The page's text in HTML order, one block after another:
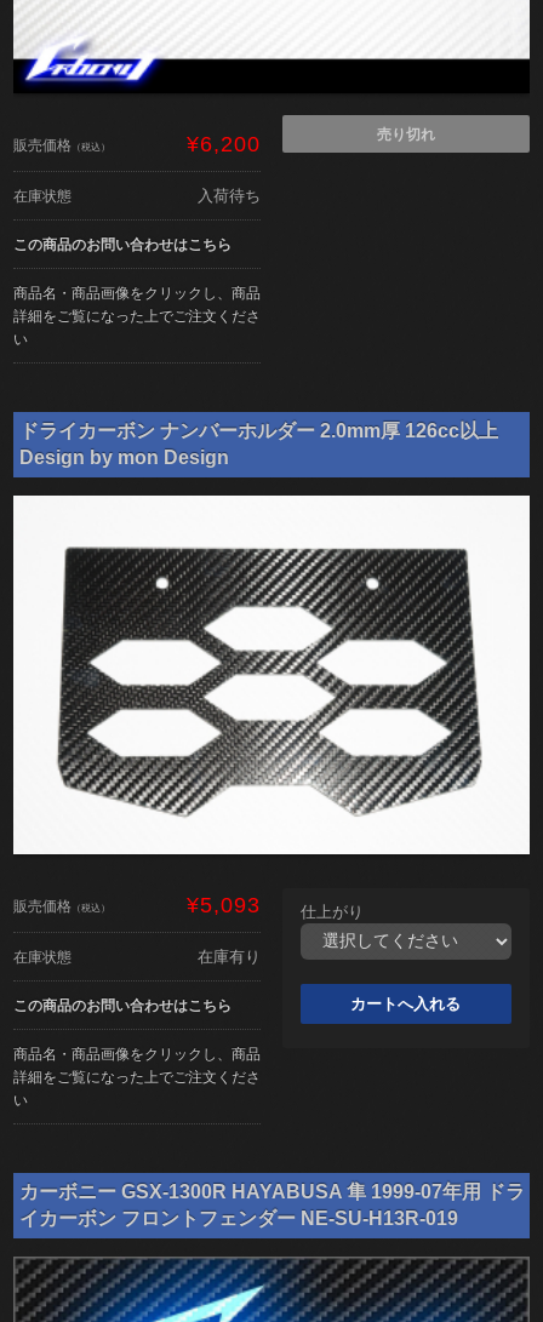
販売価格 （税込） ¥6,200
在庫状態 入荷待ち
この商品のお問い合わせはこちら
商品名・商品画像をクリックし、商品
詳細をご覧になった上でご注文くださ
い
売り切れ
ドライカーボン ナンバーホルダー 2.0mm厚 126cc以上
Design by mon Design
販売価格 （税込） ¥5,093
在庫状態 在庫有り
この商品のお問い合わせはこちら
商品名・商品画像をクリックし、商品
詳細をご覧になった上でご注文くださ
い
仕上がり
カーボニー GSX-1300R HAYABUSA 隼 1999-07年用 ドラ
イカーボン フロントフェンダー NE-SU-H13R-019